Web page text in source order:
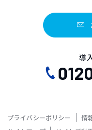
導
プライバシーポリシー
情